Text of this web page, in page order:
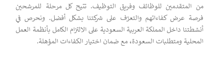
من المتقدمين للوظائف وفريق التوظيف. تتيح كل مرحلة للمرشحين
فرصة عرض كفاءاتهم والتعرّف على شركتنا بشكل أفضل. ونحرص في
أنشطتنا داخل المملكة العربية السعودية على الالتزام الكامل بأنظمة العمل
المحلية ومتطلبات السعودة، مع ضمان اختيار الكفاءات المؤهلة.